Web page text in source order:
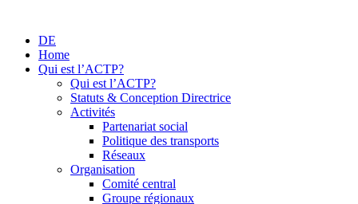
DE
Home
Qui est l’ACTP?
Qui est l’ACTP?
Statuts & Conception Directrice
Activités
Partenariat social
Politique des transports
Réseaux
Organisation
Comité central
Groupe régionaux